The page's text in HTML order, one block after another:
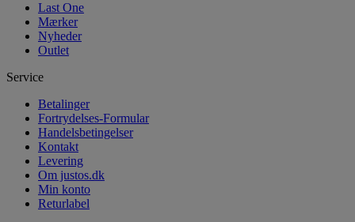
Last One
Mærker
Nyheder
Outlet
Service
Betalinger
Fortrydelses-Formular
Handelsbetingelser
Kontakt
Levering
Om justos.dk
Min konto
Returlabel